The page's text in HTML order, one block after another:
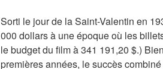
Sorti le jour de la Saint-Valentin en
000 dollars à une époque où les
le budget du film à 341 191,20 $.)
premières années, le succès